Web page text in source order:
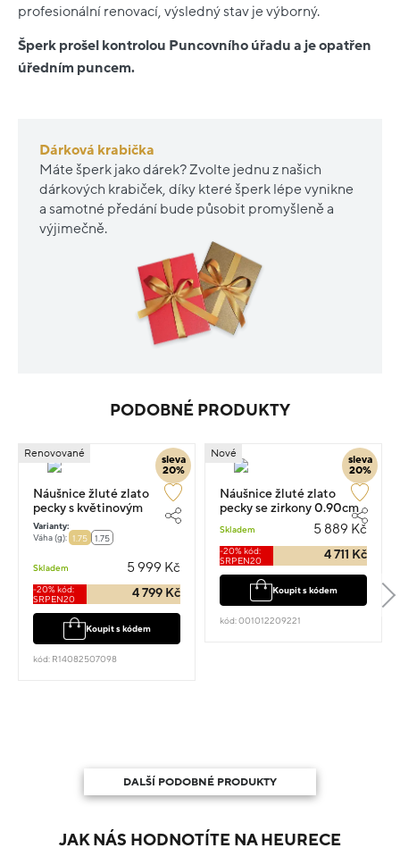
profesionální renovací, výsledný stav je výborný.
Šperk prošel kontrolou Puncovního úřadu a je opatřen
úředním puncem.
Dárková krabička
Máte šperk jako dárek? Zvolte jednu z našich
dárkových krabiček, díky které šperk lépe vynikne
a samotné předání bude působit promyšleně a
výjimečně.
PODOBNÉ PRODUKTY
sleva
20%
Renovované
Náušnice žluté zlato
pecky s květinovým
motivem 0.90cm 1.75g
Varianty:
Váha (g): 1.75 1.75
Skladem 5 999 Kč
-20% kód:
SRPEN20
4 799 Kč
Koupit s kódem
kód: R14082507098
sleva
20%
Nové
Náušnice žluté zlato
pecky se zirkony 0.90cm
Skladem 5 889 Kč
-20% kód:
SRPEN20
4 711 Kč
Koupit s kódem
kód: 001012209221
DALŠÍ PODOBNÉ PRODUKTY
JAK NÁS HODNOTÍTE NA HEURECE